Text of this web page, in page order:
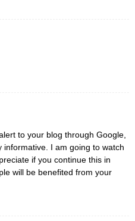
to your blog through Google,
informative. I am going to watch
if you continue this in
will be benefited from your